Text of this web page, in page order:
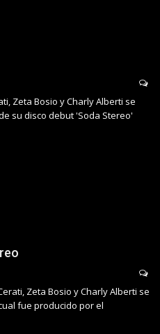
Zeta Bosio y Charly Alberti se
su disco debut 'Soda Stereo'
Zeta Bosio y Charly Alberti se
fue producido por el